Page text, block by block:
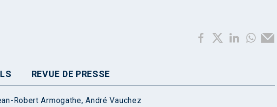
REVUE DE PRESSE
Robert Armogathe,André Vauchez